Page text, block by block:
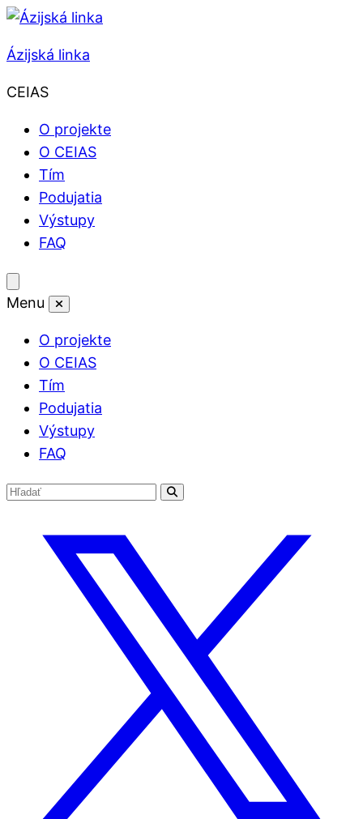
Skip to content
Ázijská linka
CEIAS
O projekte
O CEIAS
Tím
Podujatia
Výstupy
FAQ
Menu Close mobile menu
O projekte
O CEIAS
Tím
Podujatia
Výstupy
FAQ
Hľadať: Hľadať